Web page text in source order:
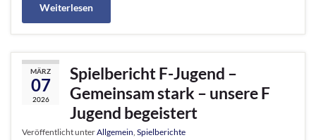
Weiterlesen
MÄRZ
07
2026
Spielbericht F-Jugend –
Gemeinsam stark – unsere F
Jugend begeistert
Veröffentlicht unterAllgemein, Spielberichte